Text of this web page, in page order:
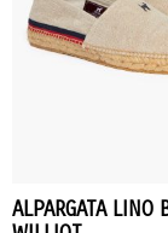
ALPARGATA LINO